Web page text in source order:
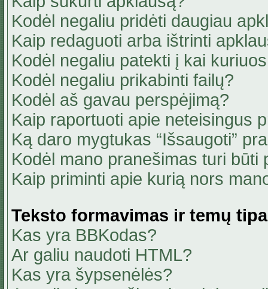
Kodėl negaliu pridėti daugiau
Kaip redaguoti arba ištrinti
Kodėl negaliu patekti į kai
Kodėl negaliu prikabinti failų?
Kodėl aš gavau perspėjimą?
Kaip raportuoti apie neteisingus
Ką daro mygtukas “Išsaugoti”
Kodėl mano pranešimas turi būti
Kaip priminti apie kurią nors
Teksto formavimas ir temų
Kas yra BBKodas?
Ar galiu naudoti HTML?
Kas yra šypsenėlės?